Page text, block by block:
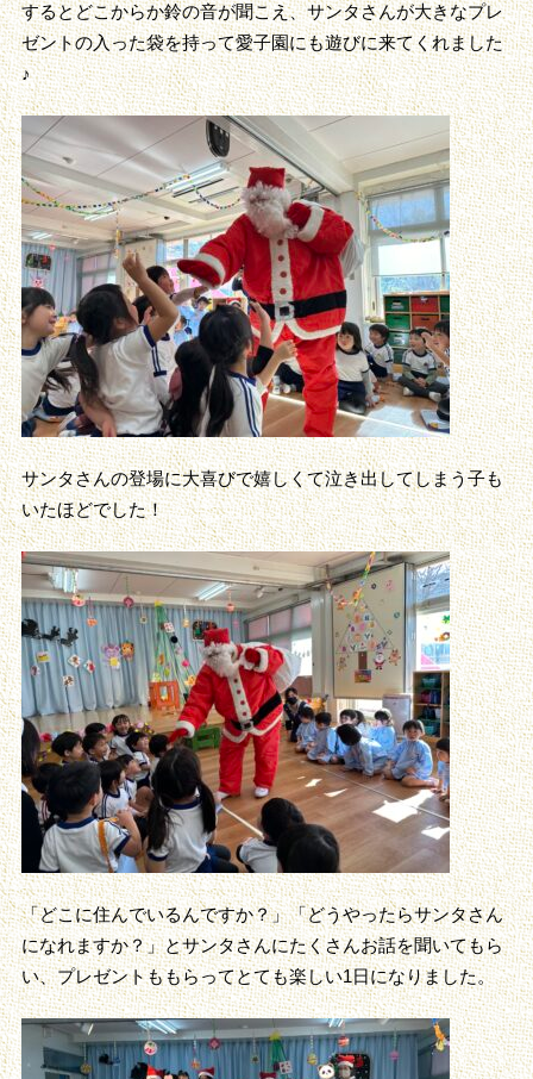
するとどこからか鈴の音が聞こえ、サンタさんが大きなプレ
ゼントの入った袋を持って愛子園にも遊びに来てくれました
♪
サンタさんの登場に大喜びで嬉しくて泣き出してしまう子も
いたほどでした！
「どこに住んでいるんですか？」「どうやったらサンタさん
になれますか？」とサンタさんにたくさんお話を聞いてもら
い、プレゼントももらってとても楽しい1日になりました。